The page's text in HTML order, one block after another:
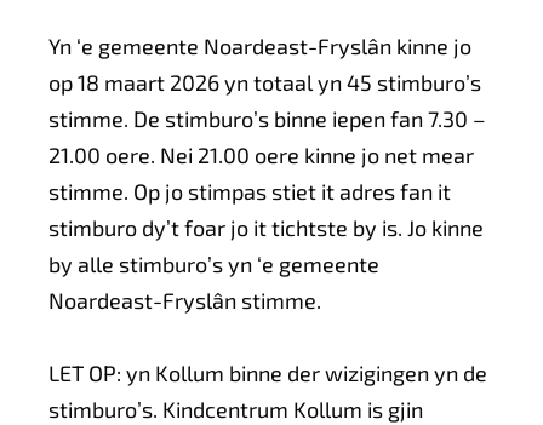
m
Yn ‘e gemeente Noardeast-Fryslân kinne jo
op 18 maart 2026 yn totaal yn 45 stimburo’s
stimme. De stimburo’s binne iepen fan 7.30 –
21.00 oere. Nei 21.00 oere kinne jo net mear
stimme. Op jo stimpas stiet it adres fan it
stimburo dy’t foar jo it tichtste by is. Jo kinne
by alle stimburo’s yn ‘e gemeente
Noardeast-Fryslân stimme.
LET OP: yn Kollum binne der wizigingen yn de
stimburo’s. Kindcentrum Kollum is gjin